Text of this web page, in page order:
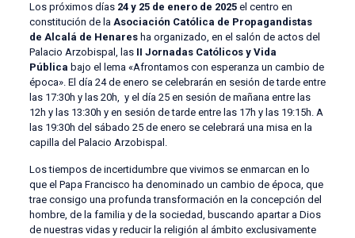
Los próximos días 24 y 25 de enero de 2025el centro en
constitución de la Asociación Católica de Propagandistas
de Alcalá de Henares ha organizado, en el salón de actos del
Palacio Arzobispal, las II Jornadas Católicos y Vida
Pública bajo el lema «Afrontamos con esperanza un cambio de
época». El día 24 de enero se celebrarán en sesión de tarde entre
las 17:30h y las 20h, y el día 25 en sesión de mañana entre las
12h y las 13:30h y en sesión de tarde entre las 17h y las 19:15h. A
las 19:30h del sábado 25 de enero se celebrará una misa en la
capilla del Palacio Arzobispal.
Los tiempos de incertidumbre que vivimos se enmarcan en lo
que el Papa Francisco ha denominado un cambio de época, que
trae consigo una profunda transformación en la concepción del
hombre, de la familia y de la sociedad, buscando apartar a Dios
de nuestras vidas y reducir la religión al ámbito exclusivamente